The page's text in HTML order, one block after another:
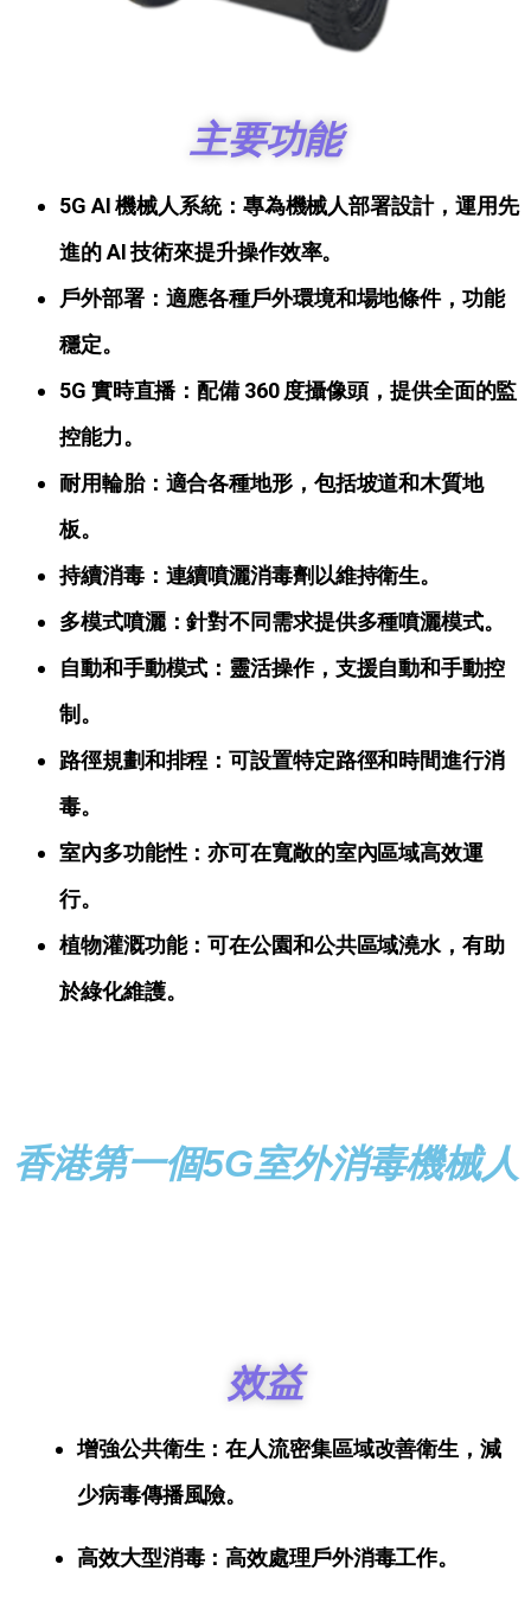
主要功能
5G AI 機械人系統：專為機械人部署設計，運用先
進的 AI 技術來提升操作效率。
戶外部署：適應各種戶外環境和場地條件，功能
穩定。
5G 實時直播：配備 360 度攝像頭，提供全面的監
控能力。
耐用輪胎：適合各種地形，包括坡道和木質地
板。
持續消毒：連續噴灑消毒劑以維持衛生。
多模式噴灑：針對不同需求提供多種噴灑模式。
自動和手動模式：靈活操作，支援自動和手動控
制。
路徑規劃和排程：可設置特定路徑和時間進行消
毒。
室內多功能性：亦可在寬敞的室內區域高效運
行。
植物灌溉功能：可在公園和公共區域澆水，有助
於綠化維護。
香港第一個5G室外消毒機械人
效益
增強公共衛生：在人流密集區域改善衛生，減
少病毒傳播風險。
高效大型消毒：高效處理戶外消毒工作。